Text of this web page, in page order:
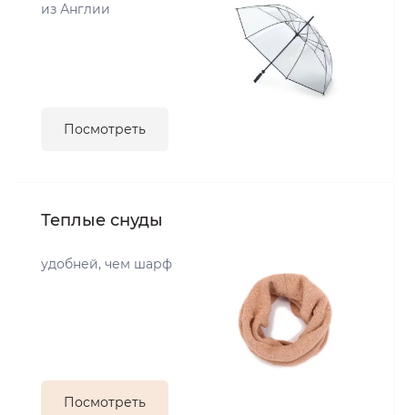
из Англии
Посмотреть
Теплые снуды
удобней, чем шарф
Посмотреть